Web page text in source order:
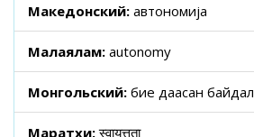
Македонский: автономија
Малаялам: autonomy
Монгольский: бие даасан байдал
Маратхи:स्वायत्तता